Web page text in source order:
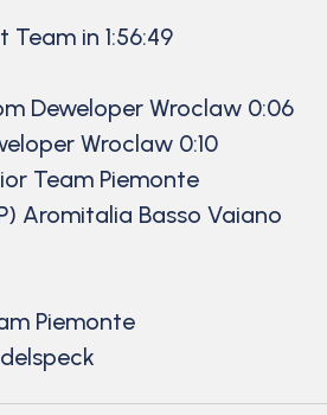
Team in 1:56:49
Deweloper Wroclaw 0:06
Wroclaw 0:10
Team Piemonte
Aromitalia Basso Vaiano
Piemonte